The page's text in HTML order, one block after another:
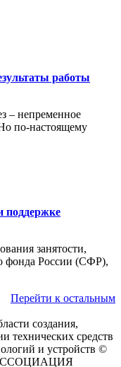
работы
– непременное
по-настоящему
поддержке
занятости,
фонда России (СФР),
Перейти к остальным
создания,
технических средств
и устройств ©